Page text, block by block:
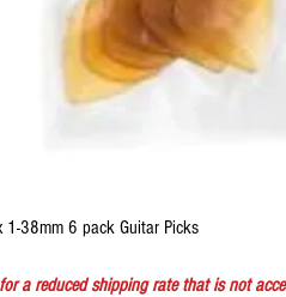
1-38mm 6 pack Guitar Picks
a reduced shipping rate that is not